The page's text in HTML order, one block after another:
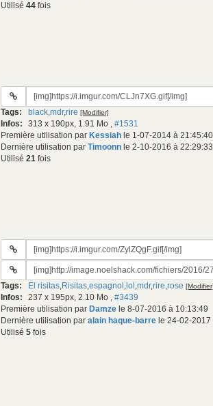
Utilisé 44 fois
URL
gif:
Tags: black,mdr,rire [Modifier]
Infos: 313 x 190px, 1.91 Mo , #1531
Première utilisation par Kessiah le 1-07-2014 à 21:45:40
Dernière utilisation par Timoonn le 2-10-2016 à 22:29:33
Utilisé 21 fois
URL
gif:
URL
du
gif:
Tags: El risitas,Risitas,espagnol , lol ,mdr,rire,rose [Modifier]
Infos: 237 x 195px, 2.10 Mo , #3439
Première utilisation par Damze le 8-07-2016 à 10:13:49
Dernière utilisation par alain haque-barre le 24-02-2017
Utilisé 5 fois